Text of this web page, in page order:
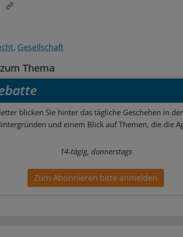
Gesellschaft
Thema
blicken Sie hinter das tägliche Geschehen in
und einem Blick auf Themen, die die
14-tägig, donnerstags
Zum Abonnieren bitte anmelden